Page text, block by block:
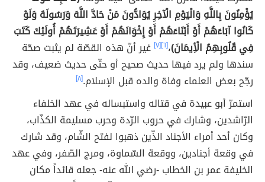
يُؤْمِنُونَ بِاللَّهِ وَالْيَوْمِ الْآخِرِ يُوَادُّونَ مَنْ حَادَّ اللَّهَ وَرَسُولَهُ وَلَوْ
كَانُوا آبَاءَهُمْ أَوْ أَبْنَاءَهُمْ أَوْ إِخْوَانَهُمْ أَوْ عَشِيرَتَهُمْ أُولَئِكَ كَتَبَ
فِي قُلُوبِهِمُ الْأِيمَانَ)،[٦] [٧]
غير أنّ هذه القصّة لم يثبت صحّة
سندها ولم يرد فيها حديث صحيح أو حتّى حديث ضعيف، وقد
رجّح بعض العلماء وفاة والده قبل الإسلام.[٨]
استمرّ أبو عبيدة في قتاله واستبساله في عهد الخلفاء
الرّاشدين، وشارك في حروب الرّدة وحرب مسليمة الكذّاب،
وكان أحد أمراء الأجناد الذّين ذهبوا لفتح الشّام، وقد شارك
في وقعة أجنادين، ووقعة السّماوة، ومرج الصّفر، وفي عهد
الخليفة عمر بن الخطاب -رضي الله عنه- جعله قائداً مكان